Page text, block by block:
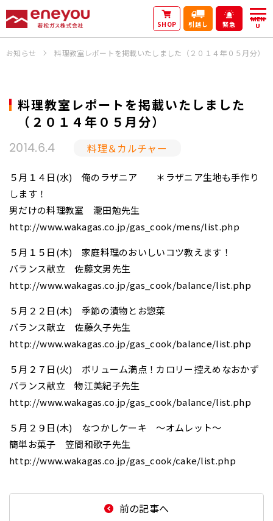
SHOP 引越し 緊急
MEN
U
お知らせ 料理教室レポートを掲載いたしました（２０１４年０５月分）
2014.6.4 料理＆カルチャー
料理教室レポートを掲載いたしました
（２０１４年０５月分）
５月１４日(水) 俺のラザニア ＊ラザニア生地も手作り
します！
男だけの料理教室 瀧田勉先生
http://www.wakagas.co.jp/gas_cook/mens/list.php
５月１５日(木) 家庭料理のおいしいコツ教えます！
バランス献立 佐藤文男先生
http://www.wakagas.co.jp/gas_cook/balance/list.php
５月２２日(木) 季節の漬物とお惣菜
バランス献立 佐藤久子先生
http://www.wakagas.co.jp/gas_cook/balance/list.php
５月２７日(火) ボリューム満点！カロリー控えめなおかず
バランス献立 物江美紀子先生
http://www.wakagas.co.jp/gas_cook/balance/list.php
５月２９日(木) なつかしケーキ ～オムレット～
簡単お菓子 笠間和歌子先生
http://www.wakagas.co.jp/gas_cook/cake/list.php
前の記事へ